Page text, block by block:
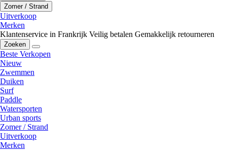
Zomer / Strand
Uitverkoop
Merken
Klantenservice in Frankrijk Veilig betalen Gemakkelijk retourneren
Zoeken
Beste Verkopen
Nieuw
Zwemmen
Duiken
Surf
Paddle
Watersporten
Urban sports
Zomer / Strand
Uitverkoop
Merken